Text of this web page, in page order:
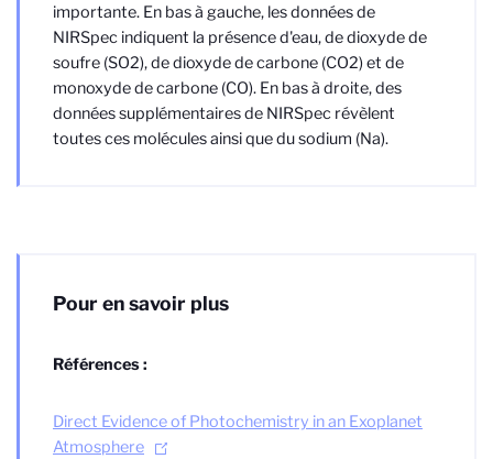
importante. En bas à gauche, les données de
NIRSpec indiquent la présence d'eau, de dioxyde de
soufre (SO2), de dioxyde de carbone (CO2) et de
monoxyde de carbone (CO). En bas à droite, des
données supplémentaires de NIRSpec révèlent
toutes ces molécules ainsi que du sodium (Na).
Pour en savoir plus
Références :
Direct Evidence of Photochemistry in an Exoplanet
Atmosphere